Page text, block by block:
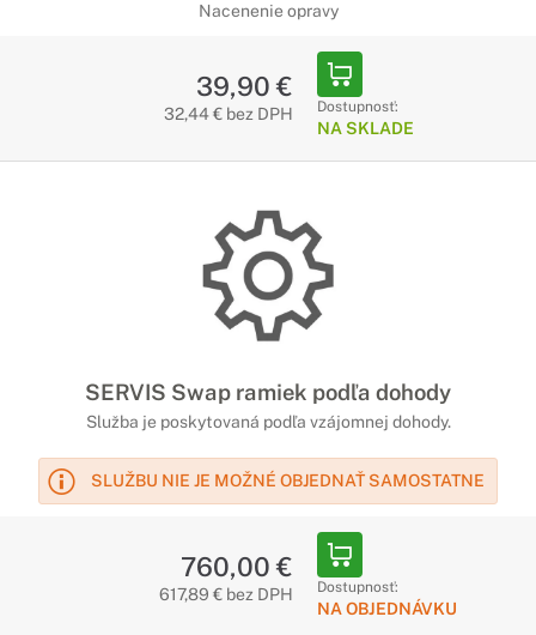
Nacenenie opravy
39,90 €
32,44 € bez DPH Dostupnosť:
NA SKLADE
SERVIS Swap ramiek podľa dohody
Služba je poskytovaná podľa vzájomnej dohody.
SLUŽBU NIE JE MOŽNÉ OBJEDNAŤ SAMOSTATNE
760,00 €
617,89 € bez DPH Dostupnosť:
NA OBJEDNÁVKU